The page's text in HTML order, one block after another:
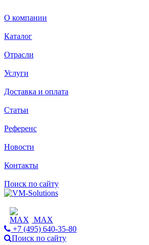
О компании
Каталог
Отрасли
Услуги
Доставка и оплата
Статьи
Референс
Новости
Контакты
Поиск по сайту
MAX
+7 (495) 640-35-80
Поиск по сайту